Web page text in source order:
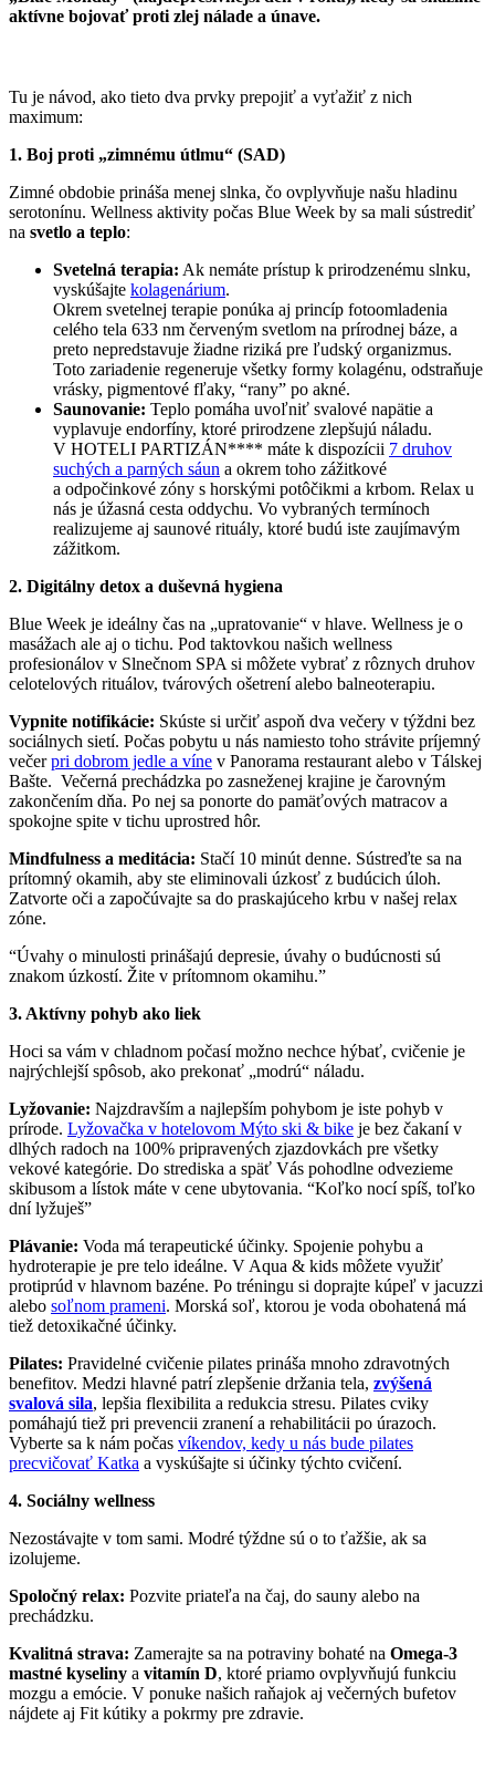
aktívne bojovať proti zlej nálade a únave.
Tu je návod, ako tieto dva prvky prepojiť a vyťažiť z nich
maximum:
1. Boj proti „zimnému útlmu“ (SAD)
Zimné obdobie prináša menej slnka, čo ovplyvňuje našu hladinu
serotonínu. Wellness aktivity počas Blue Week by sa mali sústrediť
na svetlo a teplo:
Svetelná terapia: Ak nemáte prístup k prirodzenému slnku,
vyskúšajte kolagenárium.
Okrem svetelnej terapie ponúka aj princíp fotoomladenia
celého tela 633 nm červeným svetlom na prírodnej báze, a
preto nepredstavuje žiadne riziká pre ľudský organizmus.
Toto zariadenie regeneruje všetky formy kolagénu, odstraňuje
vrásky, pigmentové fľaky, “rany” po akné.
Saunovanie: Teplo pomáha uvoľniť svalové napätie a
vyplavuje endorfíny, ktoré prirodzene zlepšujú náladu.
V HOTELI PARTIZÁN**** máte k dispozícii 7 druhov
suchých a parných sáun a okrem toho zážitkové
a odpočinkové zóny s horskými potôčikmi a krbom. Relax u
nás je úžasná cesta oddychu. Vo vybraných termínoch
realizujeme aj saunové rituály, ktoré budú iste zaujímavým
zážitkom.
2. Digitálny detox a duševná hygiena
Blue Week je ideálny čas na „upratovanie“ v hlave. Wellness je o
masážach ale aj o tichu. Pod taktovkou našich wellness
profesionálov v Slnečnom SPA si môžete vybrať z rôznych druhov
celotelových rituálov, tvárových ošetrení alebo balneoterapiu.
Vypnite notifikácie: Skúste si určiť aspoň dva večery v týždni bez
sociálnych sietí. Počas pobytu u nás namiesto toho strávite príjemný
večerpri dobrom jedle a víne v Panorama restaurant alebo v Tálskej
Bašte. Večerná prechádzka po zasneženej krajine je čarovným
zakončením dňa. Po nej sa ponorte do pamäťových matracov a
spokojne spite v tichu uprostred hôr.
Mindfulness a meditácia: Stačí 10 minút denne. Sústreďte sa na
prítomný okamih, aby ste eliminovali úzkosť z budúcich úloh.
Zatvorte oči a započúvajte sa do praskajúceho krbu v našej relax
zóne.
“Úvahy o minulosti prinášajú depresie, úvahy o budúcnosti sú
znakom úzkostí. Žite v prítomnom okamihu.”
3. Aktívny pohyb ako liek
Hoci sa vám v chladnom počasí možno nechce hýbať, cvičenie je
najrýchlejší spôsob, ako prekonať „modrú“ náladu.
Lyžovanie: Najzdravším a najlepším pohybom je iste pohyb v
prírode. Lyžovačka v hotelovom Mýto ski & bike je bez čakaní v
dlhých radoch na 100% pripravených zjazdovkách pre všetky
vekové kategórie. Do strediska a späť Vás pohodlne odvezieme
skibusom a lístok máte v cene ubytovania. “Koľko nocí spíš, toľko
dní lyžuješ”
Plávanie: Voda má terapeutické účinky. Spojenie pohybu a
hydroterapie je pre telo ideálne. V Aqua & kids môžete využiť
protiprúd v hlavnom bazéne. Po tréningu si doprajte kúpeľ v jacuzzi
alebo soľnom prameni. Morská soľ, ktorou je voda obohatená má
tiež detoxikačné účinky.
Pilates: Pravidelné cvičenie pilates prináša mnoho zdravotných
benefitov. Medzi hlavné patrí zlepšenie držania tela, zvýšená
svalová sila, lepšia flexibilita a redukcia stresu. Pilates cviky
pomáhajú tiež pri prevencii zranení a rehabilitácii po úrazoch.
Vyberte sa k nám počas víkendov, kedy u nás bude pilates
precvičovať Katka a vyskúšajte si účinky týchto cvičení.
4. Sociálny wellness
Nezostávajte v tom sami. Modré týždne sú o to ťažšie, ak sa
izolujeme.
Spoločný relax: Pozvite priateľa na čaj, do sauny alebo na
prechádzku.
Kvalitná strava: Zamerajte sa na potraviny bohaté na Omega-3
mastné kyseliny a vitamín D, ktoré priamo ovplyvňujú funkciu
mozgu a emócie. V ponuke našich raňajok aj večerných bufetov
nájdete aj Fit kútiky a pokrmy pre zdravie.